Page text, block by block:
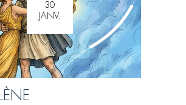
30
JANV.